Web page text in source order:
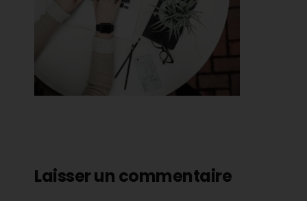
Laisser un commentaire